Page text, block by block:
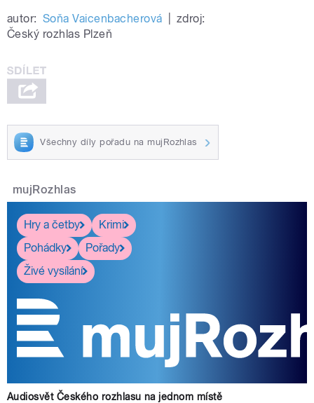
autor: Soňa Vaicenbacherová
zdroj:
Český rozhlas Plzeň
Všechny díly pořadu na mujRozhlas
mujRozhlas
Hry a četby
Krimi
Pohádky
Pořady
Živé vysílání
Audiosvět Českého rozhlasu na jednom místě